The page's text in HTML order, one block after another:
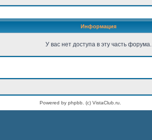
Информация
У вас нет доступа в эту часть форума.
Powered by phpbb. (c) VistaClub.ru.